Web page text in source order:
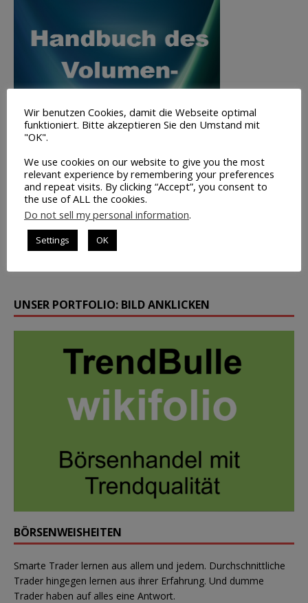
Trading
UNSER PORTFOLIO: BILD ANKLICKEN
BÖRSENWEISHEITEN
Smarte Trader lernen aus allem und jedem. Durchschnittliche
Trader hingegen lernen aus ihrer Erfahrung. Und dumme
Trader haben auf alles eine Antwort.
Wir benutzen Cookies, damit die Webseite optimal
funktioniert. Bitte akzeptieren Sie den Umstand mit
"OK".
We use cookies on our website to give you the most
relevant experience by remembering your preferences
and repeat visits. By clicking “Accept”, you consent to
the use of ALL the cookies.
Do not sell my personal information.
Settings OK